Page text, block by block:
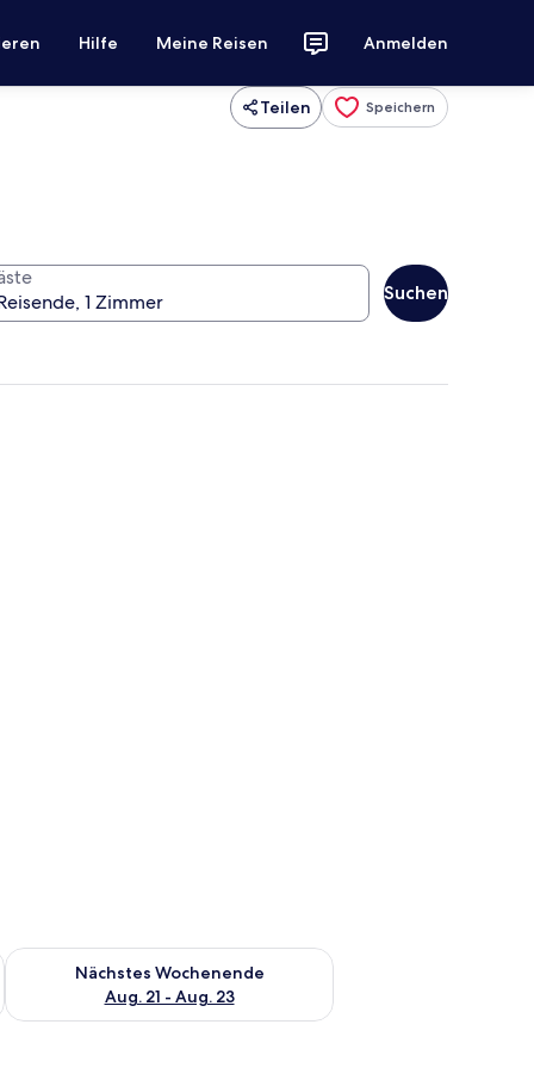
Hilfe Meine Reisen Anmelden
Teilen Speichern
Suchen
Aug. 14 - Aug. 16.
Nächstes Wochenende
Aug. 21 - Aug. 23
Überprüfe die Verfügbarkeit für nächstes Wochenende, Aug.